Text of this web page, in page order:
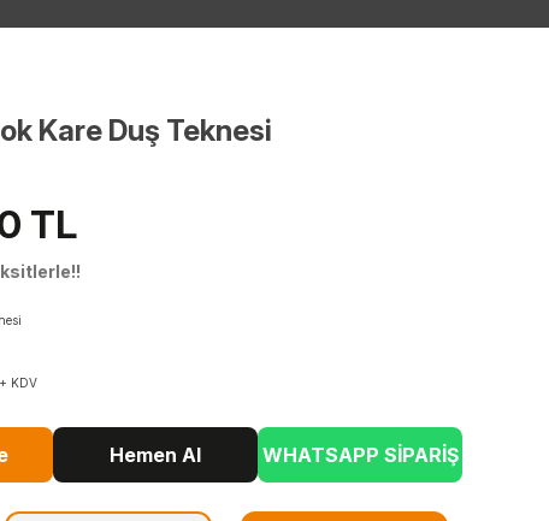
Kare Duş Teknesi
TL
KDV
Hemen Al WHATSAPP SİPARİŞ